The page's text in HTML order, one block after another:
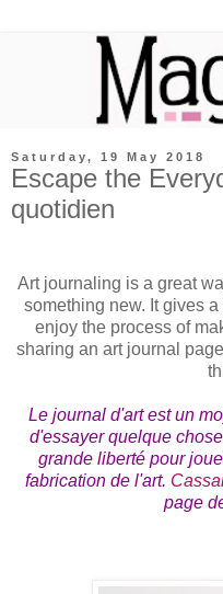
Saturday, 19 May 2018
Escape the
quotidien
Art journaling is a great
something new. It gives
enjoy the process of
sharing an art journal
Le journal d'art est un
d'essayer quelque
grande liberté pour
fabrication de l'art.
page